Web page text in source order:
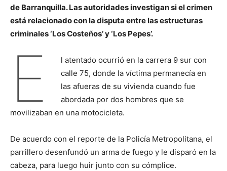
de Barranquilla. Las autoridades investigan si el crimen
está relacionado con la disputa entre las estructuras
criminales ‘Los Costeños’ y ‘Los Pepes’.
E
l atentado ocurrió en la carrera 9 sur con
calle 75, donde la víctima permanecía en
las afueras de su vivienda cuando fue
abordada por dos hombres que se
movilizaban en una motocicleta.
De acuerdo con el reporte de la Policía Metropolitana, el
parrillero desenfundó un arma de fuego y le disparó en la
cabeza, para luego huir junto con su cómplice.